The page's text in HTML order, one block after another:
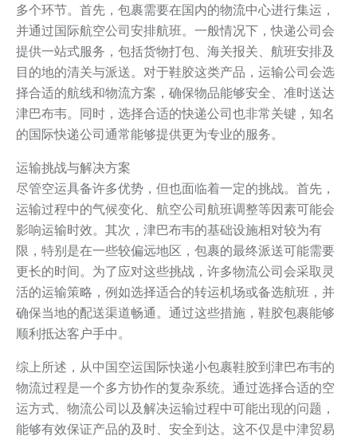
多个环节。首先，包裹需要在国内的物流中心进行集运，
并通过国际航空公司安排航班。一般情况下，快递公司会
提供一站式服务，包括货物打包、海关报关、航班安排及
目的地的清关与派送。对于鞋胶这类产品，运输公司会选
择合适的航线和物流方案，确保物品能够安全、准时送达
津巴布韦。同时，选择合适的快递公司也非常关键，知名
的国际快递公司通常能够提供更为专业的服务。
运输挑战与解决方案
尽管空运具备许多优势，但也面临着一定的挑战。首先，
运输过程中的气候变化、航空公司航班调整等因素可能会
影响运输时效。其次，津巴布韦的基础设施相对较为有
限，特别是在一些较偏远地区，包裹的最终派送可能需要
更长的时间。为了应对这些挑战，许多物流公司会采取灵
活的运输策略，例如选择适合的转运机场或备选航班，并
确保当地的配送渠道畅通。通过这些措施，鞋胶包裹能够
顺利抵达客户手中。
综上所述，从中国空运国际快递小包裹鞋胶到津巴布韦的
物流过程是一个多方协作的复杂系统。通过选择合适的空
运方式、物流公司以及解决运输过程中可能出现的问题，
能够有效保证产品的及时、安全到达。这不仅是中津贸易